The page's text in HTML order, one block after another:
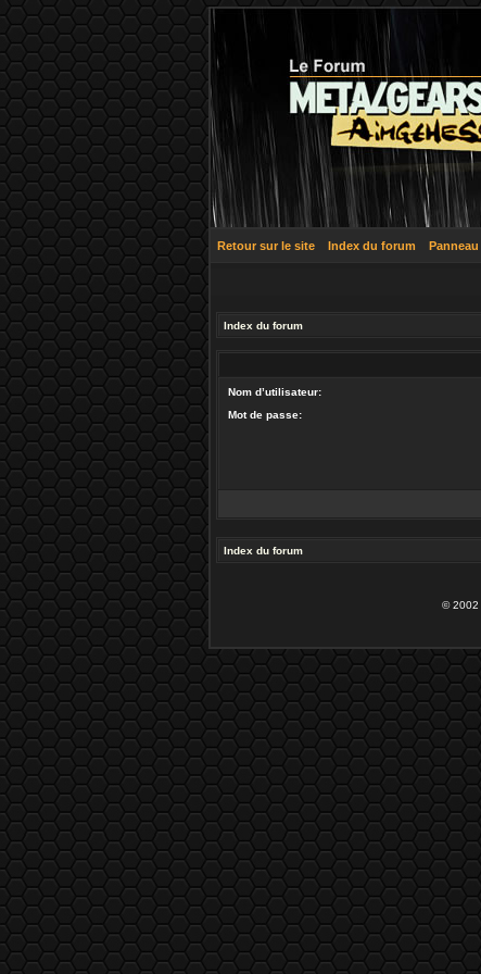
Retour sur le site Index du forum
Index du forum
Nom d’utilisateur:
Mot de passe:
Index du forum
© 2002